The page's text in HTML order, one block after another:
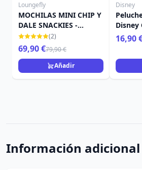
Loungefly
MOCHILAS MINI CHIP Y
DALE SNACKIES -
DISNEY LOUNGEFLY
(2)
69,90 €79,90 €
Añadir
Disney
Disney
16,90
Información adicional